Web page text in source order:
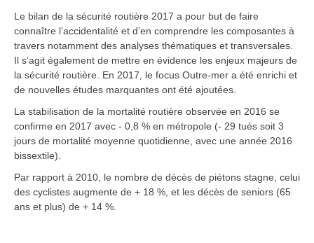
Le bilan de la sécurité routière 2017 a pour but de faire
connaître l’accidentalité et d’en comprendre les composantes à
travers notamment des analyses thématiques et transversales.
Il s’agit également de mettre en évidence les enjeux majeurs de
la sécurité routière. En 2017, le focus Outre-mer a été enrichi et
de nouvelles études marquantes ont été ajoutées.
La stabilisation de la mortalité routière observée en 2016 se
confirme en 2017 avec - 0,8 % en métropole (- 29 tués soit 3
jours de mortalité moyenne quotidienne, avec une année 2016
bissextile).
Par rapport à 2010, le nombre de décès de piétons stagne, celui
des cyclistes augmente de + 18 %, et les décès de seniors (65
ans et plus) de + 14 %.